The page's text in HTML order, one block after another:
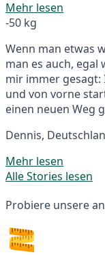
Mehr lesen
-50 kg
Wenn man etwas
man es auch, egal
mir immer
und von vorne
einen neuen Weg
Dennis,
Mehr lesen
Alle Stories lesen
Probiere unsere